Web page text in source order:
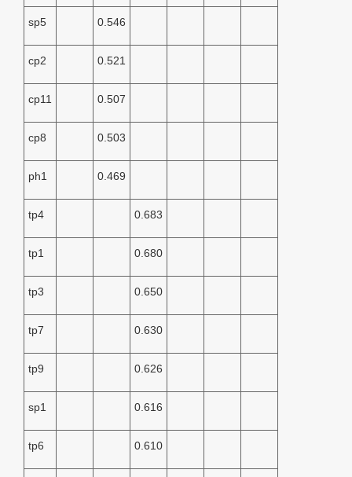
sp5 0.546
cp2 0.521
cp11 0.507
cp8 0.503
ph1 0.469
tp4 0.683
tp1 0.680
tp3 0.650
tp7 0.630
tp9 0.626
sp1 0.616
tp6 0.610